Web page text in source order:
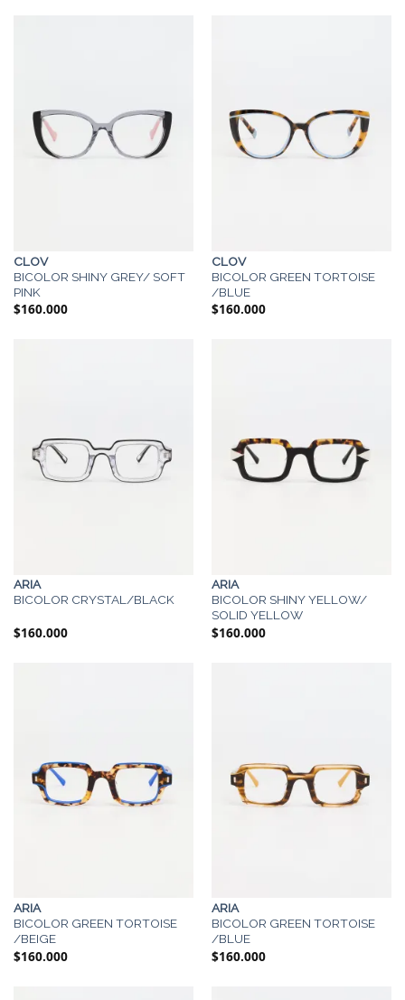
CLOV
BICOLOR SHINY GREY/ SOFT
PINK
$160.000
CLOV
BICOLOR GREEN TORTOISE
/BLUE
$160.000
ARIA
BICOLOR CRYSTAL/BLACK
$160.000
ARIA
BICOLOR SHINY YELLOW/
SOLID YELLOW
$160.000
ARIA
BICOLOR GREEN TORTOISE
/BEIGE
$160.000
ARIA
BICOLOR GREEN TORTOISE
/BLUE
$160.000